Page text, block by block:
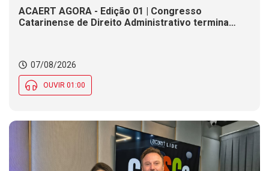
ACAERT AGORA - Edição 01 | Congresso
Catarinense de Direito Administrativo termina
mantém em parte de SC
07/08/2026
OUVIR 01:00